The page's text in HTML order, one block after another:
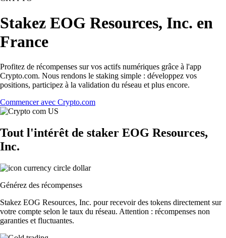
Stakez EOG Resources, Inc. en
France
Profitez de récompenses sur vos actifs numériques grâce à l'app
Crypto.com. Nous rendons le staking simple : développez vos
positions, participez à la validation du réseau et plus encore.
Commencer avec Crypto.com
Tout l'intérêt de staker EOG Resources,
Inc.
Générez des récompenses
Stakez EOG Resources, Inc. pour recevoir des tokens directement sur
votre compte selon le taux du réseau. Attention : récompenses non
garanties et fluctuantes.